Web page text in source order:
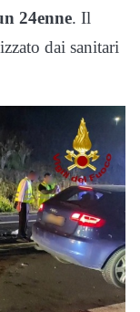
24enne. Il
dai sanitari